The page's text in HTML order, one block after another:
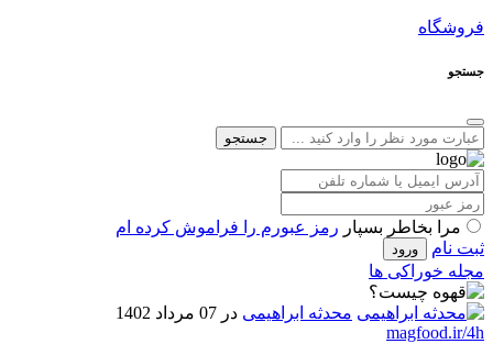
فروشگاه
جستجو
جستجو
مرا بخاطر بسپار رمز عبورم را فراموش کرده ام
ثبت نام
مجله خوراکی ها
محدثه ابراهیمی در 07 مرداد 1402
magfood.ir/4h